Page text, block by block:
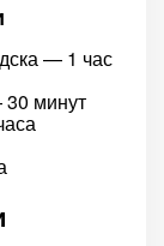
— 1 час
минут